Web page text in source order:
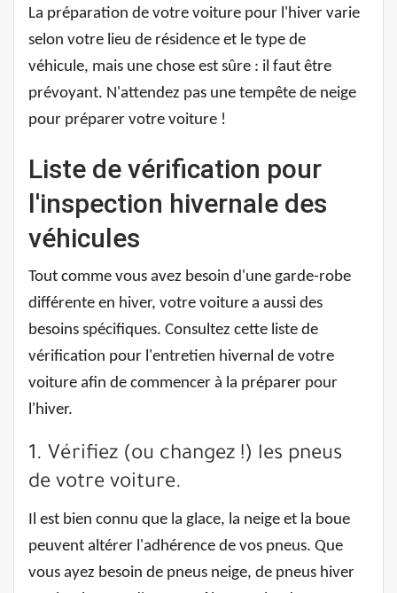
La préparation de votre voiture pour l'hiver varie
selon votre lieu de résidence et le type de
véhicule, mais une chose est sûre : il faut être
prévoyant. N'attendez pas une tempête de neige
pour préparer votre voiture !
Liste de vérification pour
l'inspection hivernale des
véhicules
Tout comme vous avez besoin d'une garde-robe
différente en hiver, votre voiture a aussi des
besoins spécifiques. Consultez cette liste de
vérification pour l'entretien hivernal de votre
voiture afin de commencer à la préparer pour
l'hiver.
1. Vérifiez (ou changez !) les pneus
de votre voiture.
Il est bien connu que la glace, la neige et la boue
peuvent altérer l'adhérence de vos pneus. Que
vous ayez besoin de pneus neige, de pneus hiver